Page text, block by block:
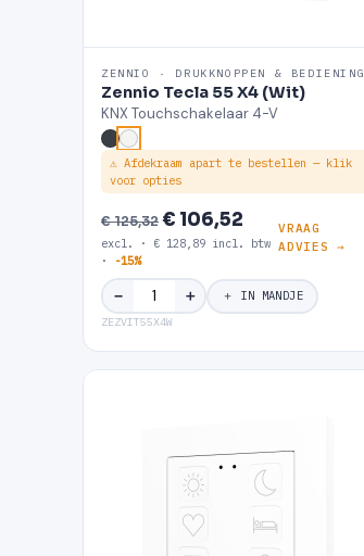
ZENNIO · DRUKKNOPPEN & BEDIENING
Zennio Tecla 55 X4 (Wit)
KNX Touchschakelaar 4-V
⚠ Afdekraam apart te bestellen — klik
voor opties
€ 125,32€ 106,52
excl. · € 128,89 incl. btw
·
-15%
VRAAG
ADVIES →
− ＋ ＋ IN MANDJE
ZEZVIT55X4W